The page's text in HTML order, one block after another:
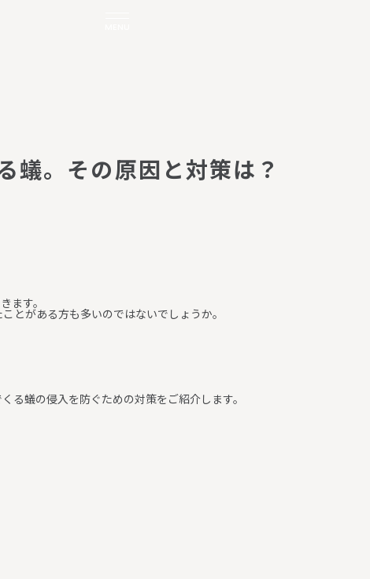
蟻。 その原因 と対策は ？
ます。
とがある方も多いのではないでしょうか。
る蟻の侵入を防ぐための対策をご紹介します。